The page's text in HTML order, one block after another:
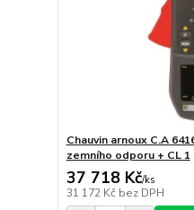
Chauvin arnoux C.A
zemního odporu + CL 1
37 718 Kč/ks
31 172 Kč bez DPH